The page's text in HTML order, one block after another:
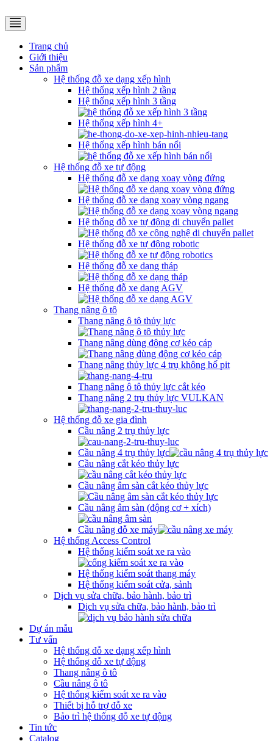
Trang chủ
Giới thiệu
Sản phẩm
Hệ thống đỗ xe dạng xếp hình
Hệ thống xếp hình 2 tầng
Hệ thống xếp hình 3 tầng
Hệ thống xếp hình 4+
Hệ thống xếp hình bán nổi
Hệ thống đỗ xe tự động
Hệ thống đỗ xe dạng xoay vòng đứng
Hệ thống đỗ xe dạng xoay vòng ngang
Hệ thống đỗ xe tự động di chuyển pallet
Hệ thống đỗ xe tự động robotic
Hệ thống đỗ xe dạng tháp
Hệ thống đỗ xe dạng AGV
Thang nâng ô tô
Thang nâng ô tô thủy lực
Thang nâng dùng động cơ kéo cáp
Thang nâng thủy lực 4 trụ không hố pit
Thang nâng ô tô thủy lực cắt kéo
Thang nâng 2 trụ thủy lực VULKAN
Hệ thống đỗ xe gia đình
Cầu nâng 2 trụ thủy lực
Cầu nâng 4 trụ thủy lực
Cầu nâng cắt kéo thủy lực
Cầu nâng âm sàn cắt kéo thủy lực
Cầu nâng âm sàn (động cơ + xích)
Cầu nâng đỗ xe máy
Hệ thống Access Control
Hệ thống kiểm soát xe ra vào
Hệ thống kiểm soát thang máy
Hệ thống kiểm soát cửa, sảnh
Dịch vụ sửa chữa, bảo hành, bảo trì
Dịch vụ sửa chữa, bảo hành, bảo trì
Dự án mẫu
Tư vấn
Hệ thống đỗ xe dạng xếp hình
Hệ thống đỗ xe tự động
Thang nâng ô tô
Cầu nâng ô tô
Hệ thống kiểm soát xe ra vào
Thiết bị hỗ trợ đỗ xe
Bảo trì hệ thống đỗ xe tự động
Tin tức
Catalog